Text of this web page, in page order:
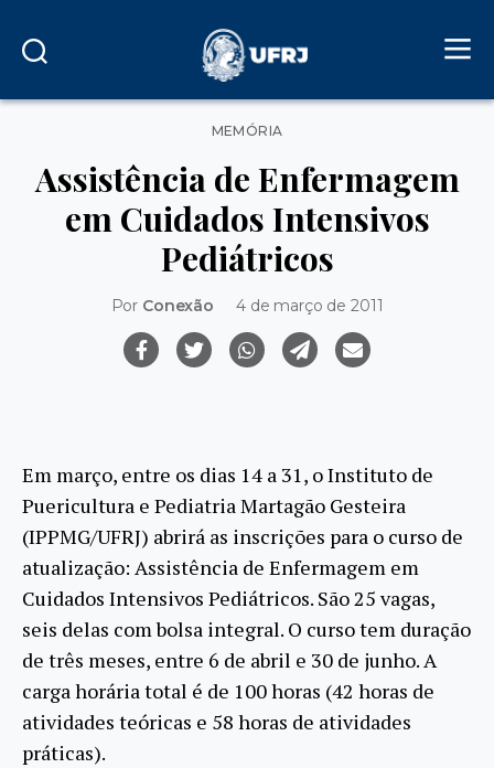
Categorias
MEMÓRIA
Assistência de Enfermagem
em Cuidados Intensivos
Pediátricos
Por Conexão 4 de março de 2011
Em março, entre os dias 14 a 31, o Instituto de
Puericultura e Pediatria Martagão Gesteira
(IPPMG/UFRJ) abrirá as inscrições para o curso de
atualização: Assistência de Enfermagem em
Cuidados Intensivos Pediátricos. São 25 vagas,
seis delas com bolsa integral. O curso tem duração
de três meses, entre 6 de abril e 30 de junho. A
carga horária total é de 100 horas (42 horas de
atividades teóricas e 58 horas de atividades
práticas).